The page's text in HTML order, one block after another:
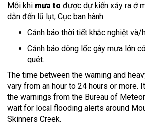
Mỗi khi mưa to được dự kiến xảy ra ở
dẫn đến lũ lụt, Cục ban hành
Cảnh báo thời tiết khắc nghiệt và/
Cảnh báo dông lốc gây mưa lớn
quét.
The time between the warning and
vary from an hour to 24 hours or more.
the warnings from the Bureau of
wait for local flooding alerts around
Skinners Creek.